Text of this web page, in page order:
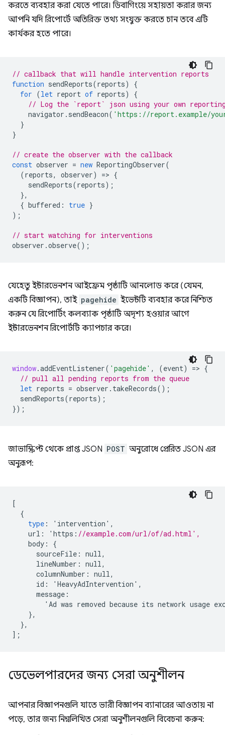
করতে ব্যবহার করা যেতে পারে। ডিবাগিংয়ে সহায়তা করার জন্য
আপনি যদি রিপোর্টে অতিরিক্ত তথ্য সংযুক্ত করতে চান তবে এটি
কার্যকর হতে পারে।
// callback that will handle intervention reports
function sendReports(reports)
{
for (let report of reports)
{
// Log the `report` json using your own
navigator . sendBeacon( 'https://report.example/
}
}
// create the observer with the callback
const observer = new ReportingObserver(
(reports, observer) => {
sendReports(reports);
},
{ buffered : true }
);
// start watching for interventions
observer .observe();
যেহেতু ইন্টারভেনশন আইফ্রেম পৃষ্ঠাটি আনলোড করে (যেমন,
একটি বিজ্ঞাপন), তাই pagehide ইভেন্টটি ব্যবহার করে নিশ্চিত
করুন যে রিপোর্টিং কলব্যাক পৃষ্ঠাটি অদৃশ্য হওয়ার আগে
ইন্টারভেনশন রিপোর্টটি ক্যাপচার করে।
window.addEventListener( 'pagehide' , (event) => {
// pull all pending reports from the queue
let reports = observer . takeRecords();
sendReports(reports);
});
জাভাস্ক্রিপ্ট থেকে প্রাপ্ত JSON POST অনুরোধে প্রেরিত JSON এর
অনুরূপ:
[
{
type : ' intervention ' ,
url : ' https : //example.com/url/of/ad.html',
body :
{
sourceFile : null ,
lineNumber : null ,
columnNumber : null ,
id : ' HeavyAdIntervention ' ,
message :
' Ad was removed because its network usage
},
},
];
ডেভেলপারদের জন্য সেরা অনুশীলন
আপনার বিজ্ঞাপনগুলি যাতে ভারী বিজ্ঞাপন ব্যানারের আওতায় না
পড়ে, তার জন্য নিম্নলিখিত সেরা অনুশীলনগুলি বিবেচনা করুন: